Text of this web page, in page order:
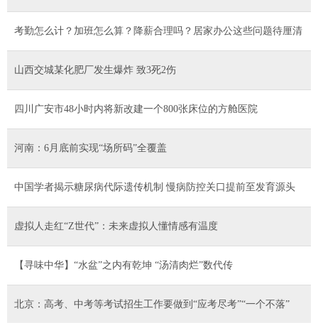
考勤怎么计？加班怎么算？降薪合理吗？居家办公这些问题待厘清
山西交城某化肥厂发生爆炸 致3死2伤
四川广安市48小时内将新改建一个800张床位的方舱医院
河南：6月底前实现“场所码”全覆盖
中国学者揭示糖尿病代际遗传机制 慢病防控关口提前至发育源头
虚拟人走红“Z世代”：未来虚拟人懂情感有温度
【寻味中华】“水盆”之内有乾坤 “汤清肉烂”数代传
北京：高考、中考等考试招生工作要做到“应考尽考”“一个不落”